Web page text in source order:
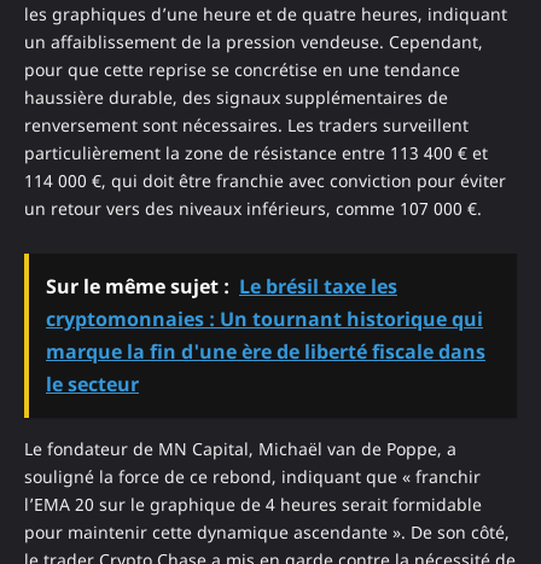
les graphiques d’une heure et de quatre heures, indiquant
un affaiblissement de la pression vendeuse. Cependant,
pour que cette reprise se concrétise en une tendance
haussière durable, des signaux supplémentaires de
renversement sont nécessaires. Les traders surveillent
particulièrement la zone de résistance entre 113 400 € et
114 000 €, qui doit être franchie avec conviction pour éviter
un retour vers des niveaux inférieurs, comme 107 000 €.
Sur le même sujet : Le brésil taxe les
cryptomonnaies : Un tournant historique qui
marque la fin d'une ère de liberté fiscale dans
le secteur
Le fondateur de MN Capital, Michaël van de Poppe, a
souligné la force de ce rebond, indiquant que « franchir
l’EMA 20 sur le graphique de 4 heures serait formidable
pour maintenir cette dynamique ascendante ». De son côté,